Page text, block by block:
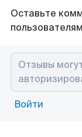
Оставьте
Войти